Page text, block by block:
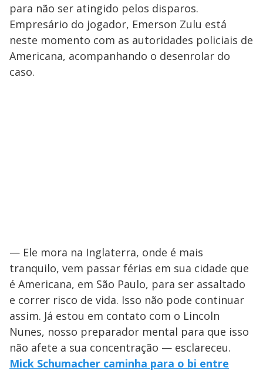
para não ser atingido pelos disparos.
Empresário do jogador, Emerson Zulu está
neste momento com as autoridades policiais de
Americana, acompanhando o desenrolar do
caso.
— Ele mora na Inglaterra, onde é mais
tranquilo, vem passar férias em sua cidade que
é Americana, em São Paulo, para ser assaltado
e correr risco de vida. Isso não pode continuar
assim. Já estou em contato com o Lincoln
Nunes, nosso preparador mental para que isso
não afete a sua concentração — esclareceu.
Mick Schumacher caminha para o bi entre